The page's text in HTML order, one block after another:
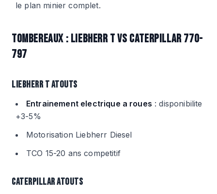
le plan minier complet.
TOMBEREAUX : LIEBHERR T VS CATERPILLAR 770-
797
LIEBHERR T ATOUTS
Entrainement electrique a roues : disponibilite
+3-5%
Motorisation Liebherr Diesel
TCO 15-20 ans competitif
CATERPILLAR ATOUTS